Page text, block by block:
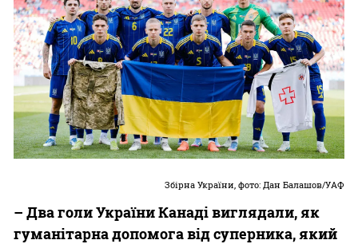
Збірна України, фото: Дан Балашов/УАФ
– Два голи України Канаді виглядали, як
гуманітарна допомога від суперника, який